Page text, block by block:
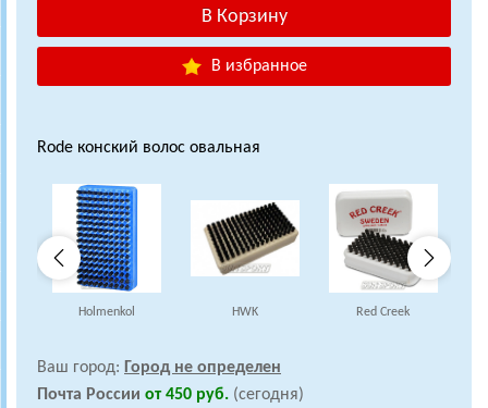
В избранное
Rode конский волос овальная
Holmenkol HWK Red Creek
Ваш город: Город не определен
Почта России от 450 руб. (сегодня)